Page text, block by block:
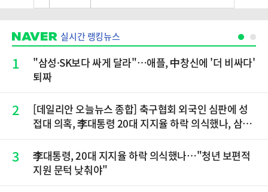
실시간 랭킹뉴스
1
"삼성·SK보다 싸게 달라"…애플, 中창신에 '더 비싸다'
퇴짜
2
[데일리안 오늘뉴스 종합] 축구협회 외국인 심판에 성
접대 의혹, 李대통령 20대 지지율 하락 의식했나, 삼전
재점화, 김민석 "과반 승리 가능성 99%" 등
3
李대통령, 20대 지지율 하락 의식했나…"청년 보편적
지원 문턱 낮춰야"